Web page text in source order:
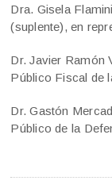
Dra. Gisela
(suplente), en
Dr. Javier Ramón
Público Fiscal de
Dr. Gastón
Público de la